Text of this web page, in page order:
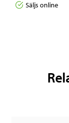
Säljs online